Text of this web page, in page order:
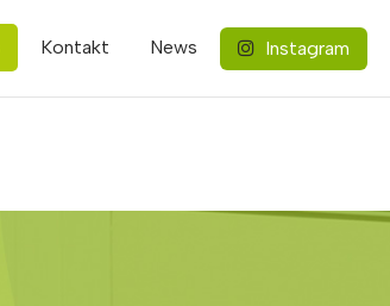
Kontakt News Instagram